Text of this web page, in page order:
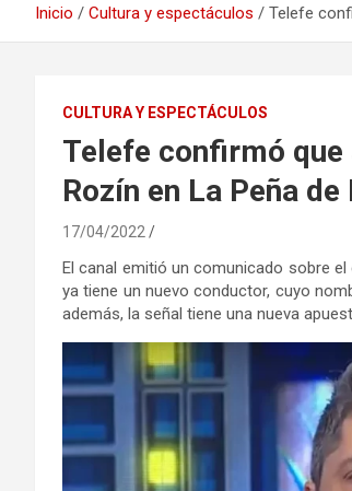
Inicio Cultura y espectáculos Telefe
CULTURA Y ESPECTÁCULOS
Telefe confirmó que
Rozín en La Peña
17/04/2022
El canal emitió un comunicado sobre
ya tiene un nuevo conductor, cuyo
además, la señal tiene una nueva